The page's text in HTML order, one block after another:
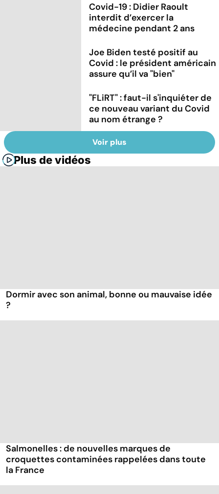
Covid-19 : Didier Raoult
interdit d’exercer la
médecine pendant 2 ans
Joe Biden testé positif au
Covid : le président américain
assure qu’il va "bien"
"FLiRT" : faut-il s'inquiéter de
ce nouveau variant du Covid
au nom étrange ?
Voir plus
Plus de vidéos
Dormir avec son animal, bonne ou mauvaise idée
?
Salmonelles : de nouvelles marques de
croquettes contaminées rappelées dans toute
la France